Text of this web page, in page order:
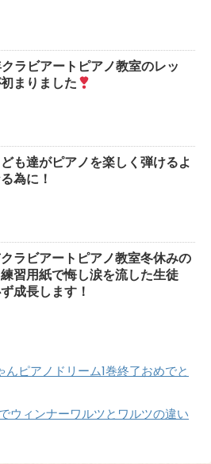
クラビアートピアノ教室のレッ
まりました
も達がピアノを楽しく弾けるよ
為に！
ラビアートピアノ教室冬休みの
習用紙で悔し涙を流した生徒
成長します！
んピアノドリーム1巻終了おめでと
ウィンナーワルツとワルツの違い